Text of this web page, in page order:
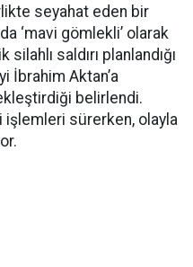
seyahat eden bir
‘mavi gömlekli’ olarak
saldırı planlandığı
İbrahim Aktan’a
belirlendi.
işlemleri sürerken, olayla